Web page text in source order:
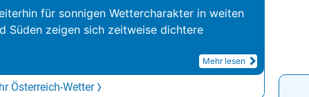
für sonnigen Wettercharakter in weiten
Süden zeigen sich zeitweise dichtere
Mehr lesen
Österreich-Wetter